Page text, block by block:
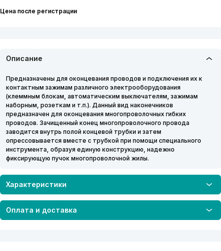
Цена после регистрации
Описание
Предназначены для оконцевания проводов и подключения их к
контактным зажимам различного электрооборудования
(клеммным блокам, автоматическим выключателям, зажимам
наборным, розеткам и т.п.). Данный вид наконечников
предназначен для оконцевания многопроволочных гибких
проводов. Зачищенный конец многопроволочного провода
заводится внутрь полой концевой трубки и затем
опрессовывается вместе с трубкой при помощи специального
инструмента, образуя единую конструкцию, надежно
фиксирующую пучок многопроволочной жилы.
Характеристики
Оплата и доставка